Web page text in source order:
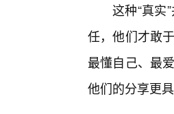
这种“真实
任，他们才敢
最懂自己、最
他们的分享更具